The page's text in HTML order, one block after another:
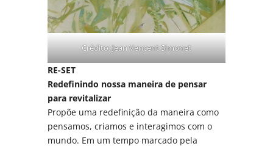
Crédito: Jean Vencent Simonet
RE-SET
Redefinindo nossa maneira de pensar
para revitalizar
Propõe uma redefinição da maneira como
pensamos, criamos e interagimos com o
mundo. Em um tempo marcado pela